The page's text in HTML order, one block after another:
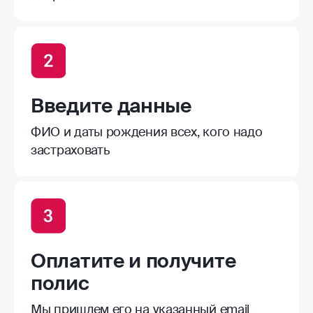
Введите данные
ФИО и даты рождения всех, кого надо
застраховать
Оплатите и получите
полис
Мы пришлем его на указанный email